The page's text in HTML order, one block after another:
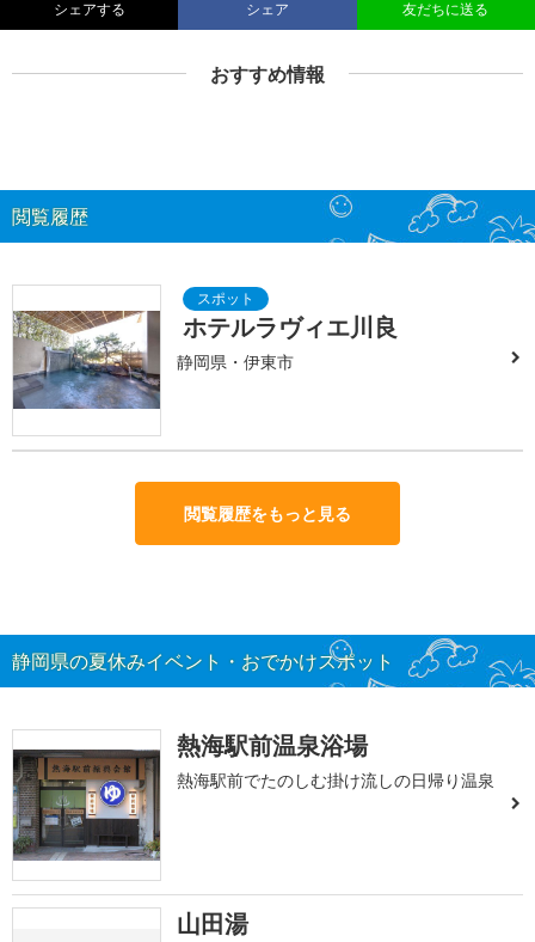
シェアする シェア 友だちに送る
おすすめ情報
閲覧履歴
ホテルラヴィエ川良
静岡県・伊東市
閲覧履歴をもっと見る
静岡県の夏休みイベント・おでかけスポット
熱海駅前温泉浴場
熱海駅前でたのしむ掛け流しの日帰り温泉
山田湯